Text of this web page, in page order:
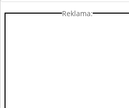
Reklama: